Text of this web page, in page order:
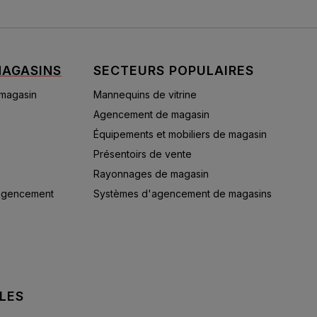
SECTEURS POPULAIRES
Mannequins de vitrine
Agencement de magasin
Équipements et mobiliers de magasin
Présentoirs de vente
Rayonnages de magasin
Systèmes d'agencement de magasins